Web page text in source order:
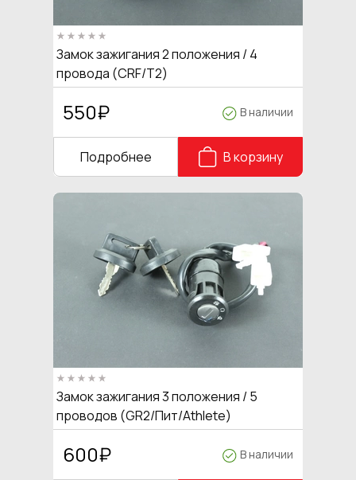
Замок зажигания 2 положения / 4
провода (CRF/T2)
550₽ В наличии
Подробнее В корзину
Замок зажигания 3 положения / 5
проводов (GR2/Пит/Athlete)
600₽ В наличии